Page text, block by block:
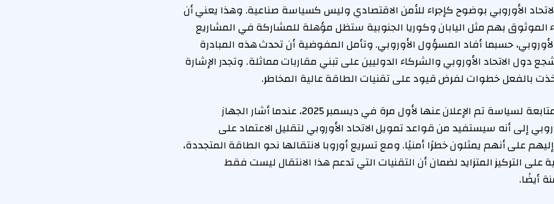
الأوروبي بوضوح كإجراء للأمن الاقتصادي وليس كسياسة صناعية. وهذا يعني أن
الموثوق بهم مثل اليابان وكوريا الجنوبية ستظل مؤهلة للمشاركة في المشاريع
حسبما أفاد المسؤول الأوروبي. وتأمل المفوضية أن تحدث هذه المبادرة
دول الاتحاد الأوروبي والشركاء الدوليين على تبني مقاربات مماثلة. وتجدر الإشارة
بالفعل خطوات لفرض قيود على تقنيات الطاقة عالية المخاطر.
يأتي القرار في إطار متابعة لسياسة تم الإعلان عنها لأول مرة في ديسمبر 2025، عندما أشار الجهاز
إلى أنه سيستفيد من قواعد تمويل الاتحاد الأوروبي لتقليل الاعتماد على
على أنهم يمثلون خطرًا أمنيًا. ومع تسريع أوروبا لانتقالها نحو الطاقة المتجددة،
التركيز المتزايد لضمان أن التقنيات التي تدعم هذا الانتقال ليست فقط
أيضًا.